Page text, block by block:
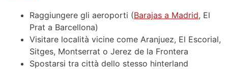
Raggiungere gli aeroporti (Barajas a Madrid, El
Prat a Barcellona)
Visitare località vicine come Aranjuez, El Escorial,
Sitges, Montserrat o Jerez de la Frontera
Spostarsi tra città dello stesso hinterland